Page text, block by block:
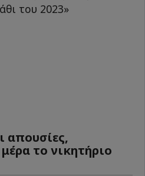
απουσίες,
το νικητήριο